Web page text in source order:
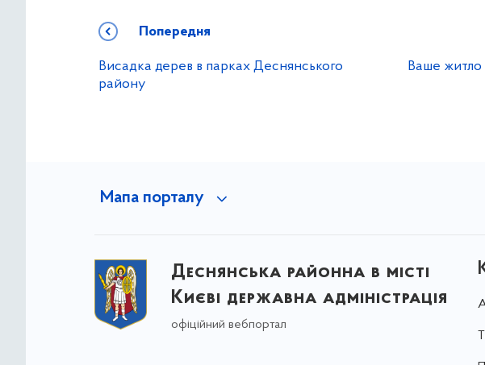
Попередня
Висадка дерев в парках Деснянського
району
Ваше житло
Мапа порталу
Деснянська районна в місті
Києві державна адміністрація
офіційний вебпортал